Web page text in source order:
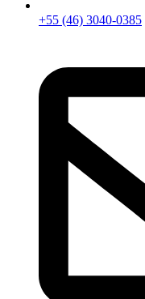
+55 (46) 3040-0385